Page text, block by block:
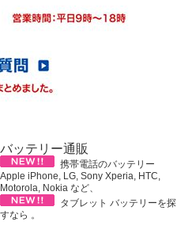
バッテリー通販
携帯電話のバッテリー
Apple iPhone, LG, Sony Xperia, HTC,
Motorola, Nokia など、
タブレット バッテリーを探
すなら 。